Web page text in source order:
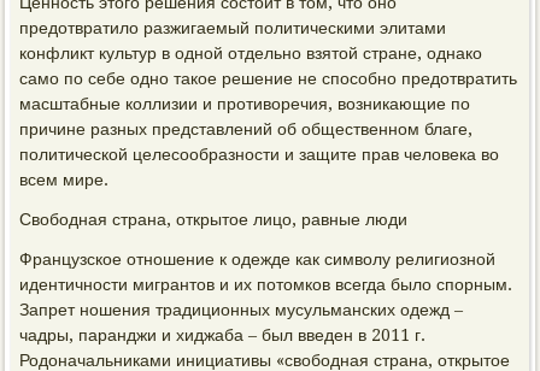
предотвратило разжигаемый политическими элитами
конфликт культур в одной отдельно взятой стране, однако
само по себе одно такое решение не способно предотвратить
масштабные коллизии и противоречия, возникающие по
причине разных представлений об общественном благе,
политической целесообразности и защите прав человека во
всем мире.
Свободная страна, открытое лицо, равные люди
Французское отношение к одежде как символу религиозной
идентичности мигрантов и их потомков всегда было спорным.
Запрет ношения традиционных мусульманских одежд –
чадры, паранджи и хиджаба – был введен в 2011 г.
Родоначальниками инициативы «свободная страна, открытое